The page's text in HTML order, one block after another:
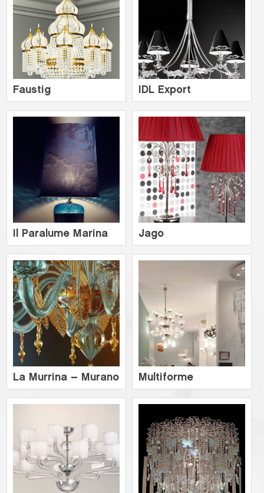
Faustig IDL Export
Il Paralume Marina Jago
La Murrina – Murano Multiforme